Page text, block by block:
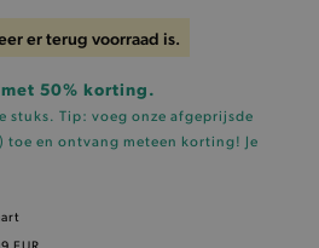
er terug voorraad is.
50% korting.
stuks. Tip: voeg onze afgeprijsde
toe en ontvang meteen korting! Je